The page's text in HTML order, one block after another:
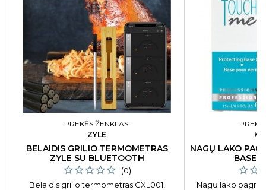
PREKĖS ŽENKLAS:
ZYLE
BELAIDIS GRILIO TERMOMETRAS
ZYLE SU BLUETOOTH
(0)
Belaidis grilio termometras CXL001,
NAGŲ LAKO
BASE
Nagų lako